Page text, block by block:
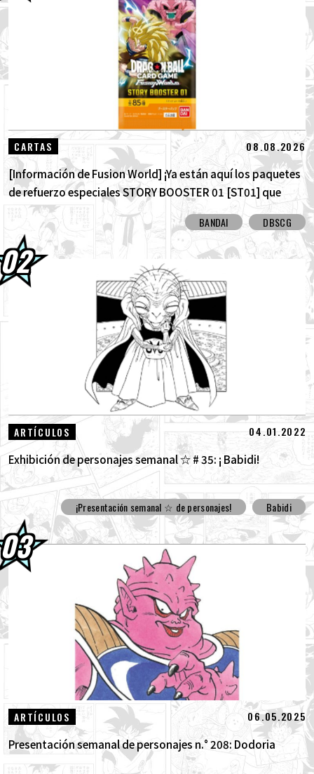
03.08.2026
¡Super Saiyan Goku se une a la serie BLOOD
OF SAIYANS !
01.08.2026
¡Los packs de avance de Dragon Ball Super
Divers: La Batalla de los Saiyajin ya están...
30.07.2026
[¡Entrevista con Hironobu Kageyama!] ¡Ya
está disponible el Tema musical "ZER...
CARTAS 08.08.2026
[Información de Fusion World] ¡Ya están aquí los paquetes
de refuerzo especiales STORY BOOSTER 01 [ST01] que
destacan la historia de Dragon Ball! ¡Aquí están todas las
cartas con arte alternativo!
BANDAI DBSCG
ARTÍCULOS 04.01.2022
Exhibición de personajes semanal ☆ # 35: ¡ Babidi!
¡Presentación semanal ☆ de personajes! Babidi
ARTÍCULOS 06.05.2025
Presentación semanal de personajes n.° 208: Dodoria